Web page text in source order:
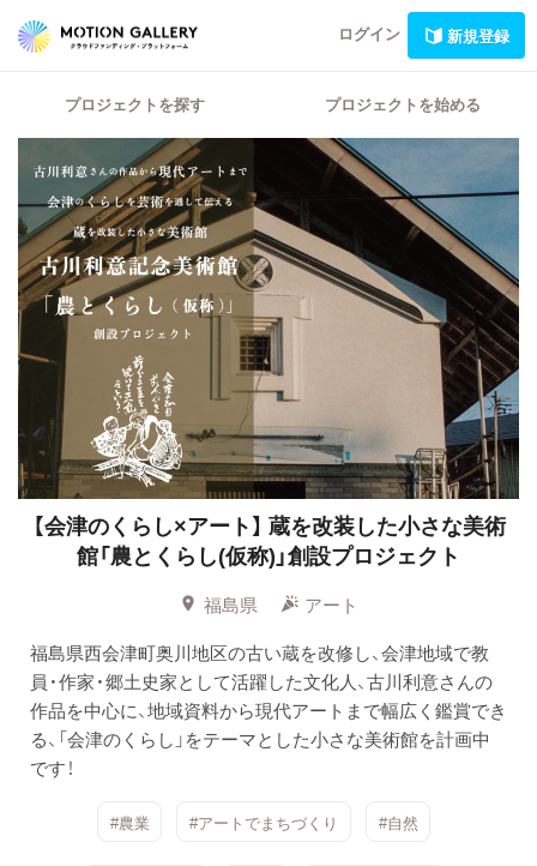
ログイン 新規登録
プロジェクトを探す プロジェクトを始める
【会津のくらし×アート】 蔵を改装した小さな美術
館「農とくらし(仮称)」創設プロジェクト
福島県
アート
福島県西会津町奥川地区の古い蔵を改修し、会津地域で教
員・作家・郷土史家として活躍した文化人、古川利意さんの
作品を中心に、地域資料から現代アートまで幅広く鑑賞でき
る、「会津のくらし」をテーマとした小さな美術館を計画中
です！
#農業 #アートでまちづくり #自然